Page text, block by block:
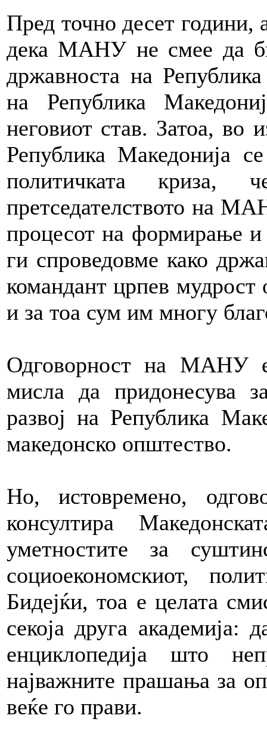
Пред точно десет години,
дека МАНУ не смее да
државноста на
на Република
неговиот став. Затоа, во
Република Македонија
политичката криза,
претседателството на
процесот на формирање
ги спроведовме како
командант црпев мудрост
и за тоа сум им многу
Одговорност на МАНУ е
мисла да придонесува
развој на Република
македонско општество.
Но, истовремено,
консултира
уметностите за
социоекономскиот,
Бидејќи, тоа е целата
секоја друга
енциклопедија што
најважните прашања за
веќе го прави.